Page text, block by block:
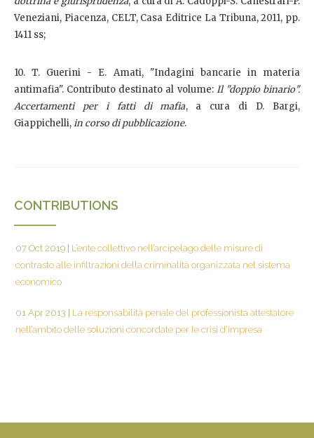
Veneziani, Piacenza, CELT, Casa Editrice La Tribuna, 2011, pp.
1411 ss;
10. T. Guerini - E. Amati, "Indagini bancarie in materia
antimafia". Contributo destinato al volume: Il "doppio binario".
Accertamenti per i fatti di mafia, a cura di D. Bargi,
Giappichelli,in corso di pubblicazione.
CONTRIBUTIONS
07 Oct 2019
L’ente collettivo nell’arcipelago delle misure di
contrasto alle infiltrazioni della criminalità organizzata nel sistema
economico
01 Apr 2013
La responsabilità penale del professionista attestatore
nell’ambito delle soluzioni concordate per le crisi d’impresa